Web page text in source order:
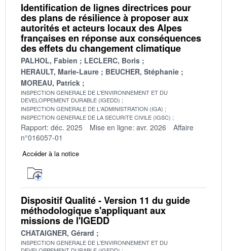
Identification de lignes directrices pour
des plans de résilience à proposer aux
autorités et acteurs locaux des Alpes
françaises en réponse aux conséquences
des effets du changement climatique
PALHOL, Fabien
LECLERC, Boris
HERAULT, Marie-Laure
BEUCHER, Stéphanie
MOREAU, Patrick
INSPECTION GENERALE DE L'ENVIRONNEMENT ET DU
DEVELOPPEMENT DURABLE (IGEDD)
INSPECTION GENERALE DE L'ADMINISTRATION (IGA)
INSPECTION GENERALE DE LA SECURITE CIVILE (IGSC)
Rapport: déc. 2025 Mise en ligne: avr. 2026
Affaire
n°016057-01
Accéder à la notice
Dispositif Qualité - Version 11 du guide
méthodologique s'appliquant aux
missions de l'IGEDD
CHATAIGNER, Gérard
INSPECTION GENERALE DE L'ENVIRONNEMENT ET DU